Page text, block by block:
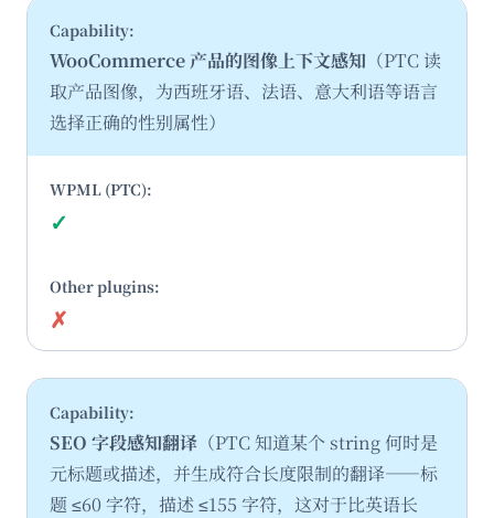
WooCommerce 产品的图像上下文感知 （PTC 读
取产品图像，为西班牙语、法语、意大利语等语言
选择正确的性别属性）
✓
✗
SEO 字段感知翻译 （PTC 知道某个 string 何时是
元标题或描述，并生成符合长度限制的翻译——标
题 ≤60 字符，描述 ≤155 字符，这对于比英语长